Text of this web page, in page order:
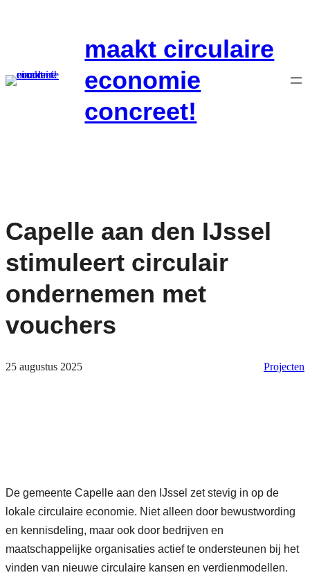
inhoud
maakt circulaire
economie
concreet!
Capelle aan den IJssel
stimuleert circulair
ondernemen met
vouchers
25 augustus 2025 Projecten
De gemeente Capelle aan den IJssel zet stevig in op de
lokale circulaire economie. Niet alleen door bewustwording
en kennisdeling, maar ook door bedrijven en
maatschappelijke organisaties actief te ondersteunen bij het
vinden van nieuwe circulaire kansen en verdienmodellen.